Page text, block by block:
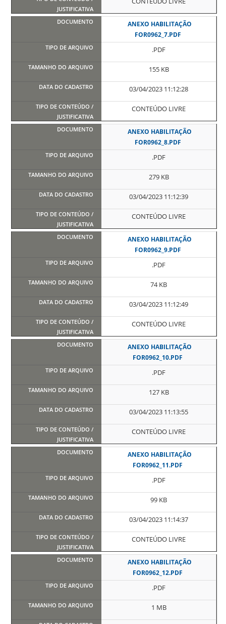
ANEXO HABILITAÇÃO
FOR0962_7.PDF
.PDF
155 KB
03/04/2023 11:12:28
CONTEÚDO LIVRE
ANEXO HABILITAÇÃO
FOR0962_8.PDF
.PDF
279 KB
03/04/2023 11:12:39
CONTEÚDO LIVRE
ANEXO HABILITAÇÃO
FOR0962_9.PDF
.PDF
74 KB
03/04/2023 11:12:49
CONTEÚDO LIVRE
ANEXO HABILITAÇÃO
FOR0962_10.PDF
.PDF
127 KB
03/04/2023 11:13:55
CONTEÚDO LIVRE
ANEXO HABILITAÇÃO
FOR0962_11.PDF
.PDF
99 KB
03/04/2023 11:14:37
CONTEÚDO LIVRE
ANEXO HABILITAÇÃO
FOR0962_12.PDF
.PDF
1 MB